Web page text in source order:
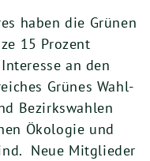
haben die Grü­nen
15 Pro­zent
an den
Grü­nes Wahl­
Bezirks­wah­len
Öko­lo­gie und
Neue Mit­glie­der